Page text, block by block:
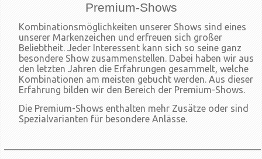
Premium-Shows
Kombinationsmöglichkeiten unserer Shows sind eines
unserer Markenzeichen und erfreuen sich großer
Beliebtheit. Jeder Interessent kann sich so seine ganz
besondere Show zusammenstellen. Dabei haben wir aus
den letzten Jahren die Erfahrungen gesammelt, welche
Kombinationen am meisten gebucht werden. Aus dieser
Erfahrung bilden wir den Bereich der Premium-Shows.
Die Premium-Shows enthalten mehr Zusätze oder sind
Spezialvarianten für besondere Anlässe.